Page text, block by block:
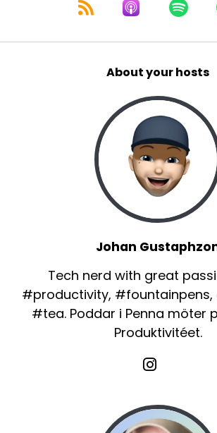
About your hosts
Johan
Tech nerd with great
#productivity,
#tea. Poddar i Penna möter
Produktivitéet.